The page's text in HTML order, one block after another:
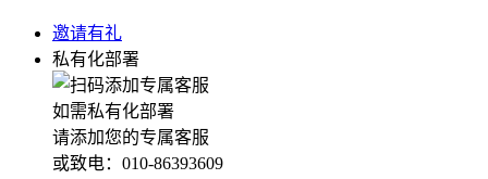
邀请有礼
私有化部署
如需私有化部署
请添加您的专属客服
或致电：010-86393609